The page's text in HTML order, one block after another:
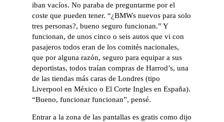
iban vacíos. No paraba de preguntarme por el
coste que pueden tener. “¿BMWs nuevos para solo
tres personas?, bueno seguro funcionan.” Y
funcionan, de unos cinco o seis autos que vi con
pasajeros todos eran de los comités nacionales,
que por alguna razón, seguro para equipar a sus
deportistas, todos traían compras de Harrod’s, una
de las tiendas más caras de Londres (tipo
Liverpool en México o El Corte Ingles en España).
“Bueno, funcionar funcionan”, pensé.
Entrar a la zona de las pantallas es gratis como dijo